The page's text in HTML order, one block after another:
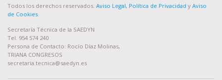
Todos los derechos reservados. Aviso Legal, Política de Privacidad y Aviso
de Cookies
Secretaría Técnica de la SAEDYN
Tel. 954 574 240
Persona de Contacto: Rocío Díaz Molinas,
TRIANA CONGRESOS
secretaria.tecnica@saedyn.es